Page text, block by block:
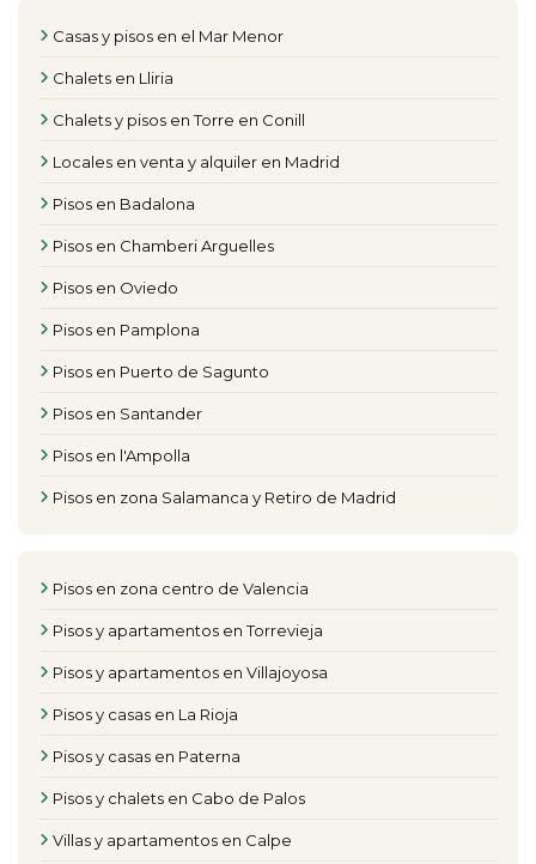
Casas y pisos en el Mar Menor
Chalets en Lliria
Chalets y pisos en Torre en Conill
Locales en venta y alquiler en Madrid
Pisos en Badalona
Pisos en Chamberi Arguelles
Pisos en Oviedo
Pisos en Pamplona
Pisos en Puerto de Sagunto
Pisos en Santander
Pisos en l'Ampolla
Pisos en zona Salamanca y Retiro de Madrid
Pisos en zona centro de Valencia
Pisos y apartamentos en Torrevieja
Pisos y apartamentos en Villajoyosa
Pisos y casas en La Rioja
Pisos y casas en Paterna
Pisos y chalets en Cabo de Palos
Villas y apartamentos en Calpe